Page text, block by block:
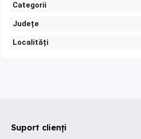
Categorii
Județe
Localități
Suport clienți